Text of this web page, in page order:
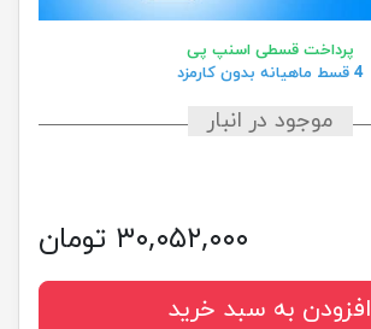
پرداخت قسطی اسنپ پی
4 قسط ماهیانه بدون کارمزد
موجود در انبار
۳۰,۰۵۲,۰۰۰ تومان
افزودن به سبد خرید